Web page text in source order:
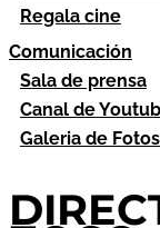
Regala cine
Comunicación
Sala de prensa
Canal de
Galeria de Fotos